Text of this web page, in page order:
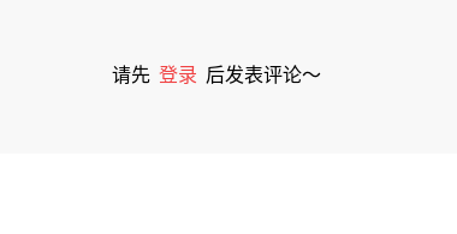
请先 登录 后发表评论～